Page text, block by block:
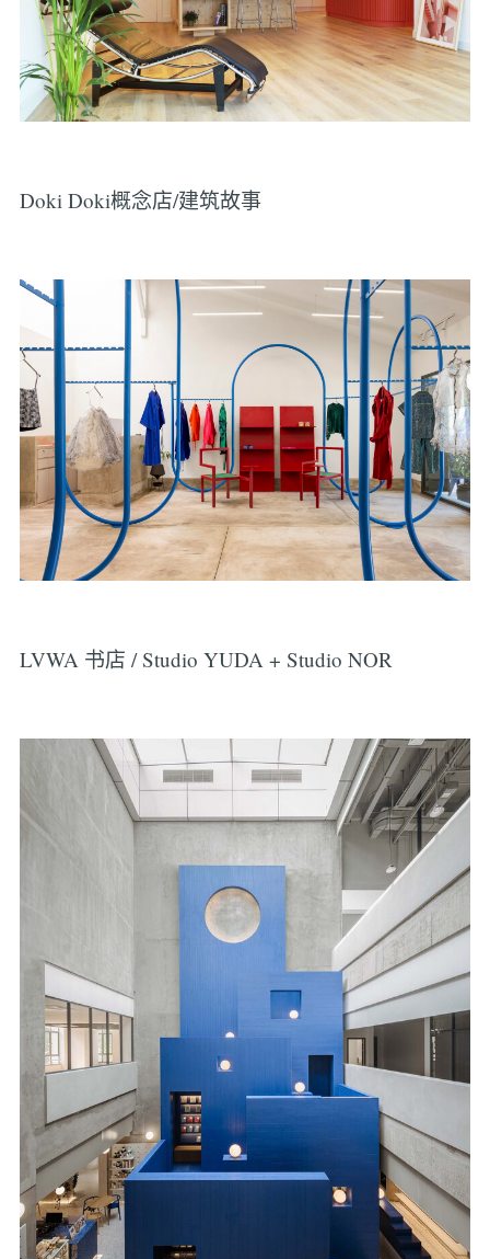
Doki Doki概念店/建筑故事
LVWA 书店 / Studio YUDA + Studio NOR